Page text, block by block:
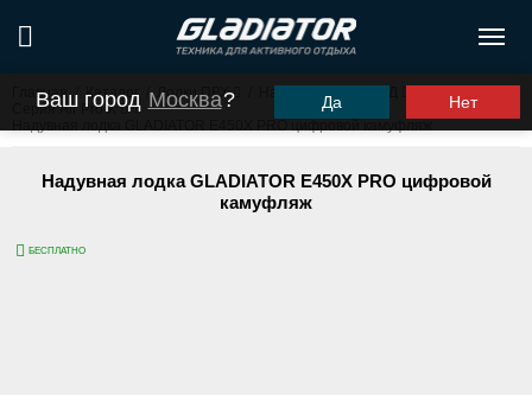
Ваш город Москва? Да Нет
Главная / Каталог Лодки ПВХ Надувное дно НДНД
Серия Air Pro X
/
Надувная лодка GLADIATOR E450X PRO цифровой
камуфляж
БЕСПЛАТНО